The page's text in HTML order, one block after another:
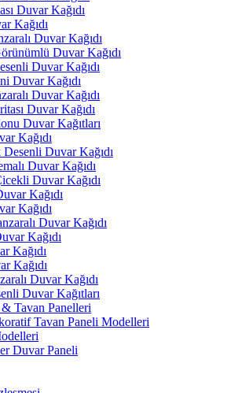
Duvar Kağıdı
Kağıdı
Duvar Kağıdı
Duvar Kağıdı
Duvar Kağıdı
Duvar Kağıdı
Duvar Kağıdı
Duvar Kağıdı
Duvar Kağıtları
Kağıdı
Duvar Kağıdı
Duvar Kağıdı
Duvar Kağıdı
Kağıdı
Kağıdı
Duvar Kağıdı
Kağıdı
Kağıdı
Kağıdı
Duvar Kağıdı
Duvar Kağıtları
Tavan Panelleri
Tavan Paneli Modelleri
Duvar Paneli